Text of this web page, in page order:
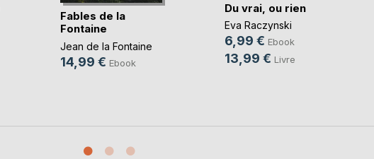
Fables de la
Fontaine
Jean de la Fontaine
14,99 € Ebook
Du vrai, ou rien
Eva Raczynski
6,99 € Ebook
13,99 € Livre